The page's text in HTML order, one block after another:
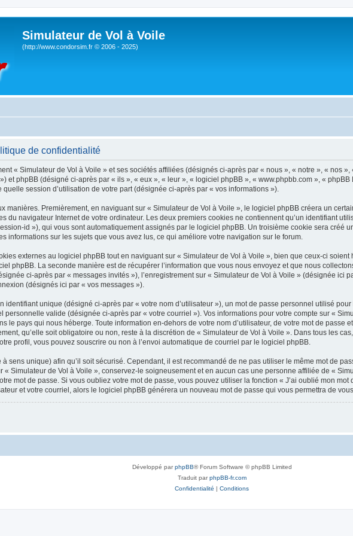
Simulateur de Vol à Voile
(http://www.condorsim.fr © 2006 - 2025)
de confidentialité
« Simulateur de Vol à Voile » et ses sociétés affiliées (désignés ci-après par « nous », « notre », « nos »,
et phpBB (désigné ci-après par « ils », « eux », « leur », « logiciel phpBB », « www.phpbb.com », «
session d’utilisation de votre part (désignée ci-après par « vos informations »).
manières. Premièrement, en naviguant sur « Simulateur de Vol à Voile », le logiciel phpBB créera un
du navigateur Internet de votre ordinateur. Les deux premiers cookies ne contiennent qu’un identifiant
id »), qui vous sont automatiquement assignés par le logiciel phpBB. Un troisième cookie sera créé
informations sur les sujets que vous avez lus, ce qui améliore votre navigation sur le forum.
externes au logiciel phpBB tout en naviguant sur « Simulateur de Vol à Voile », bien que ceux-ci
phpBB. La seconde manière est de récupérer l’information que vous nous envoyez et que nous
ci-après par « messages invités »), l’enregistrement sur « Simulateur de Vol à Voile » (désignée ici
(désignés ici par « vos messages »).
identifiant unique (désigné ci-après par « votre nom d’utilisateur »), un mot de passe personnel utilisé
personnelle valide (désignée ci-après par « votre courriel »). Vos informations pour votre compte sur «
le pays qui nous héberge. Toute information en-dehors de votre nom d’utilisateur, de votre mot de passe
qu’elle soit obligatoire ou non, reste à la discrétion de « Simulateur de Vol à Voile ». Dans tous les
profil, vous pouvez souscrire ou non à l’envoi automatique de courriel par le logiciel phpBB.
sens unique) afin qu’il soit sécurisé. Cependant, il est recommandé de ne pas utiliser le même mot de
« Simulateur de Vol à Voile », conservez-le soigneusement et en aucun cas une personne affiliée de «
mot de passe. Si vous oubliez votre mot de passe, vous pouvez utiliser la fonction « J’ai oublié mon
et votre courriel, alors le logiciel phpBB générera un nouveau mot de passe qui vous permettra de
Développé parphpBB® Forum Software © phpBB Limited
Traduit parphpBB-fr.com
Confidentialité | Conditions